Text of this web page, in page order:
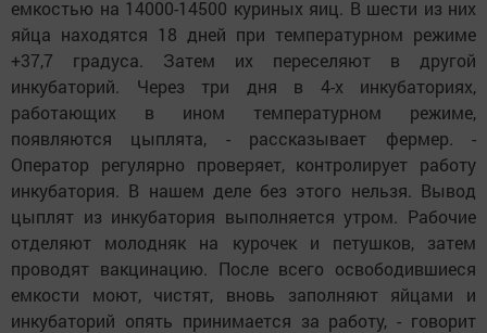
емкостью на 14000-14500 куриных яиц. В шести из них
яйца находятся 18 дней при температурном режиме
+37,7 градуса. Затем их переселяют в другой
инкубаторий. Через три дня в 4-х инкубаториях,
работающих в ином температурном режиме,
появляются цыплята, - рассказывает фермер. -
Оператор регулярно проверяет, контролирует работу
инкубатория. В нашем деле без этого нельзя. Вывод
цыплят из инкубатория выполняется утром. Рабочие
отделяют молодняк на курочек и петушков, затем
проводят вакцинацию. После всего освободившиеся
емкости моют, чистят, вновь заполняют яйцами и
инкубаторий опять принимается за работу, - говорит